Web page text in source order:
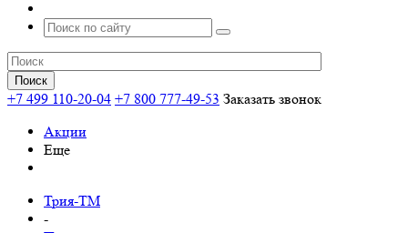
+7 499 110-20-04 +7 800 777-49-53 Заказать звонок
Акции
Еще
Трия-ТМ
-